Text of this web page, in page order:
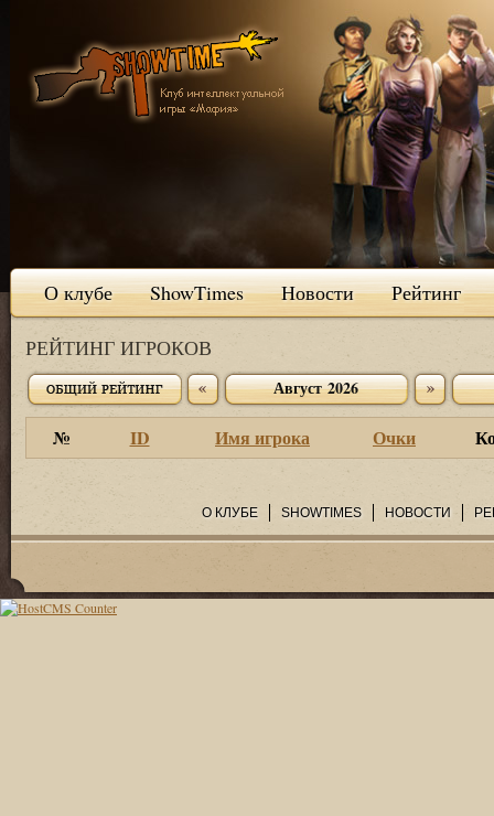
О клубе ShowTimes Новости Рейтинг
РЕЙТИНГ ИГРОКОВ
Август 2026
№ ID Имя игрока Очки
О КЛУБЕ SHOWTIMES НОВОСТИ